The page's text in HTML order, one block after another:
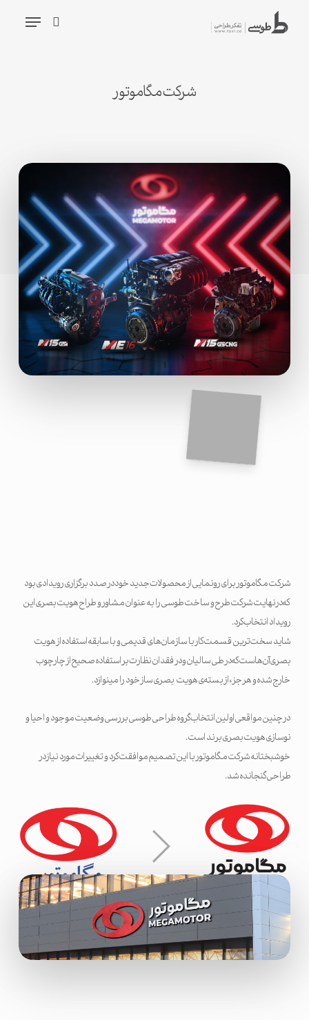
فهرست
شرکت مگاموتور
شرکت مگاموتور برای رونمایی از محصولات جدید خود در صدد برگزاری رویدادی بود
که درنهایت شرکت طرح و ساخت طوسی را به عنوان مشاور و طراح هویت بصری این
رویداد انتخاب کرد.
شاید سخت‌ترین قسمت کار با سازمان‌های قدیمی و با سابقه استفاده از هویت
بصری آن‌هاست که در طی سالیان و در فقدان نظارت بر استفاده صحیح از چارچوب
خارج شده و هر جزء از بسته‌ی هویت بصری ساز خود را مینوازد.
در چنین مواقعی اولین انتخاب گروه طراحی طوسی بررسی وضعیت موجود و احیا و
نوسازی هویت بصری برند است.
خوشبختانه شرکت مگاموتور با این تصمیم موافقت کرد و تغییرات مورد نیاز در
طراحی گنجانده شد.